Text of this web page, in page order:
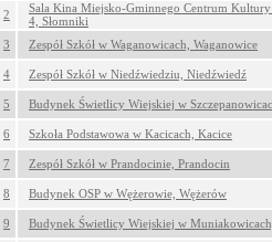
2
Sala Kina Miejsko-Gminnego Centrum
4, Słomniki
3
Zespół Szkół w Waganowicach, Waganowice
4 Zespół Szkół w Niedźwiedziu, Niedźwiedź
5 Budynek Świetlicy Wiejskiej w
6 Szkoła Podstawowa w Kacicach, Kacice
7 Zespół Szkół w Prandocinie, Prandocin
8 Budynek OSP w Wężerowie, Wężerów
9 Budynek Świetlicy Wiejskiej w